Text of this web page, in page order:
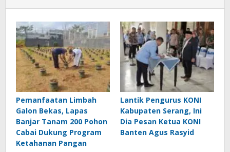
Pemanfaatan Limbah
Galon Bekas, Lapas
Banjar Tanam 200 Pohon
Cabai Dukung Program
Ketahanan Pangan
Lantik Pengurus KONI
Kabupaten Serang, Ini
Dia Pesan Ketua KONI
Banten Agus Rasyid